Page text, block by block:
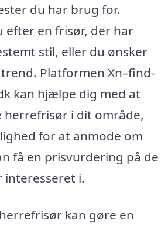
du har brug for.
efter en frisør, der har
stil, eller du ønsker
Platformen Xn–find-
kan hjælpe dig med at
i dit område,
for at anmode om
få en prisvurdering på de
interesseret i.
kan gøre en